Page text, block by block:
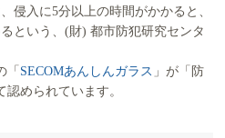
侵入に5分以上の時間がかかると、
という、(財) 都市防犯研究センタ
「 SECOMあんしんガラス 」が「防
められています。